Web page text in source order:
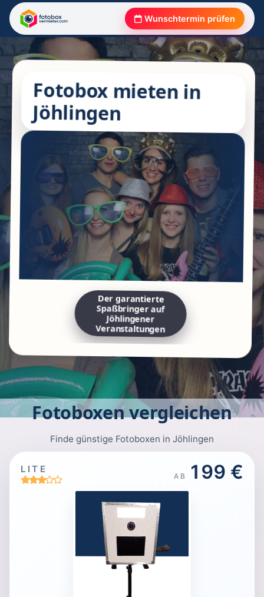
Wunschtermin prüfen
Fotobox mieten in
Jöhlingen
Der garantierte
Spaßbringer auf
Jöhlingener
Veranstaltungen
Fotoboxen vergleichen
Finde günstige Fotoboxen in Jöhlingen
LITE
AB 199 €